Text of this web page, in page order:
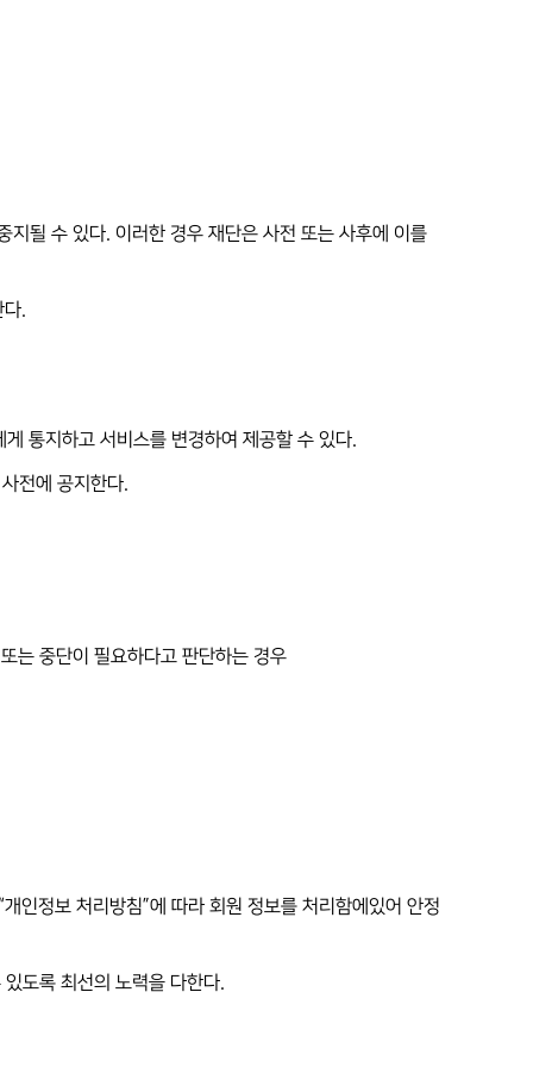
될 수 있다. 이러한 경우 재단은 사전 또는 사후에 이를
.
통지하고 서비스를 변경하여 제공할 수 있다.
전에 공지한다.
는 중단이 필요하다고 판단하는 경우
인정보 처리방침”에 따라 회원 정보를 처리함에있어 안정
도록 최선의 노력을 다한다.